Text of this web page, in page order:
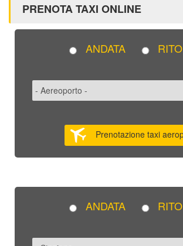
PRENOTA TAXI ONLINE
ANDATA
Prenotazione taxi
ANDATA